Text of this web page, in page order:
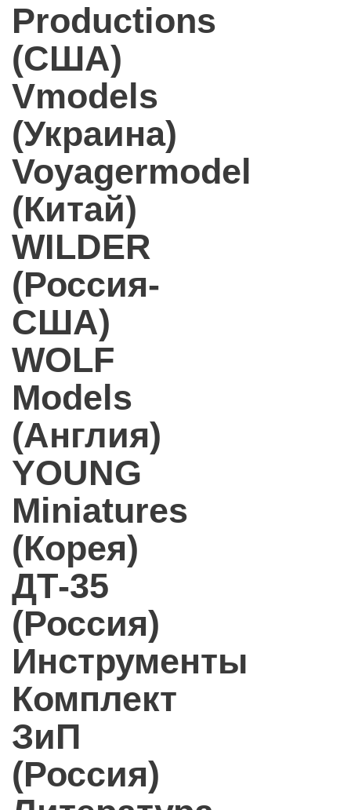
Productions
(США)
Vmodels
(Украина)
Voyagermodel
(Китай)
WILDER
(Россия-
США)
WOLF
Models
(Англия)
YOUNG
Miniatures
(Корея)
ДТ-35
(Россия)
Инструменты
Комплект
ЗиП
(Россия)